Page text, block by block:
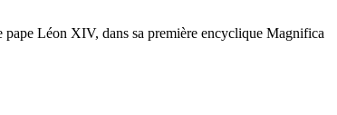
pape Léon XIV, dans sa première encyclique Magnifica